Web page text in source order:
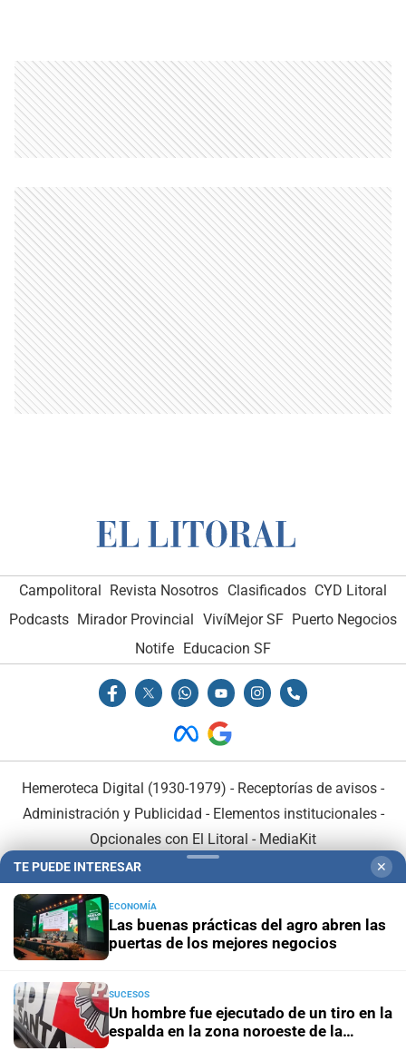
Campolitoral Revista Nosotros Clasificados CYD Litoral
Podcasts Mirador Provincial VivíMejor SF Puerto Negocios
Notife
Educacion SF
Hemeroteca Digital (1930-1979) - Receptorías de avisos -
Administración y Publicidad - Elementos institucionales-
Opcionales con El Litoral - MediaKit
En Asociación con:
TE PUEDE INTERESAR ✕
ECONOMÍA
Las buenas prácticas del agro abren las
puertas de los mejores negocios
SUCESOS
Un hombre fue ejecutado de un tiro en la
espalda en la zona noroeste de la